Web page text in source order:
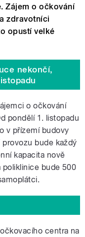
Zájem o očkování
zdravotníci
opustí velké
nekončí,
o očkování
pondělí 1. listopadu
v přízemí budovy
provozu bude každý
kapacita nově
bude 500
centra na